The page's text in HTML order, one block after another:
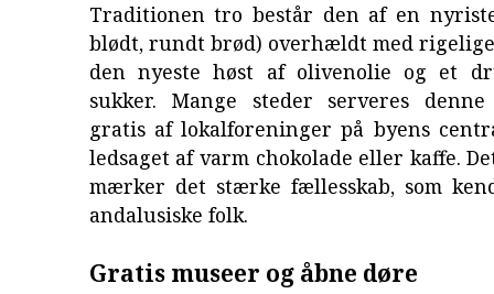
Traditionen tro består den af en
blødt, rundt brød) overhældt med
den nyeste høst af olivenolie og et
sukker. Mange steder serveres denne
gratis af lokalforeninger på byens
ledsaget af varm chokolade eller kaffe.
mærker det stærke fællesskab, som
andalusiske folk.
Gratis museer og åbne døre